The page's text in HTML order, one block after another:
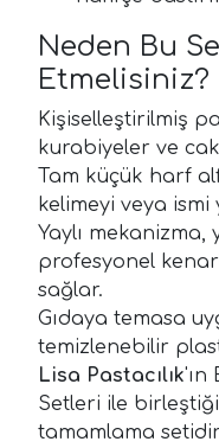
Neden Bu
Etmelisiniz?
Kişiselleştirilmiş
kurabiyeler ve
Tam küçük harf
kelimeyi veya ismi
Yaylı mekanizma,
profesyonel
sağlar.
Gıdaya temasa
temizlenebilir
Lisa Pastacılık'ın
Setleri ile
tamamlama